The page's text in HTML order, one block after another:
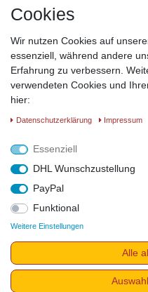
Kunstharz mit
Länge ca. 25 cm
Fensterbild Engel
Zauberhafte, lichtdurchflutete
Räumen. Dieses
stärkt auch unsere eigene
L: 25 cm
Vertrag
Cookies
Wir nutzen Cookies auf
essenziell, während andere
Erfahrung zu verbessern.
verwendeten Cookies und
hier:
Daten­schutz­erklärung Impressum
Essenziell
DHL Wunschzustellung
PayPal
Funktional
Weitere Einstellungen
Alle